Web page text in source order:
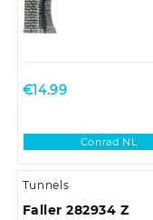
€14.99
Conrad NL
Tunnels
Faller 282934 Z